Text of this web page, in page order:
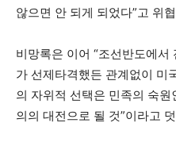
않으면 안 되게 되었다”고 위
비망록은 이어 “조선반도에
가 선제타격했든 관계없이 미
의 자위적 선택은 민족의 숙
의의 대전으로 될 것”이라고